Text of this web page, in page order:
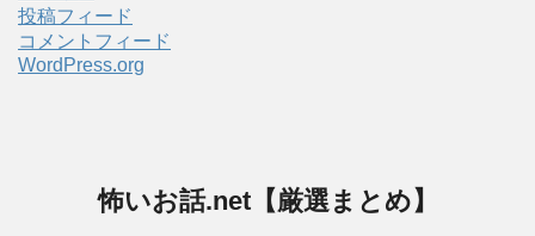
投稿フィード
コメントフィード
WordPress.org
怖いお話.net【厳選まとめ】